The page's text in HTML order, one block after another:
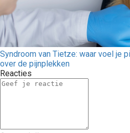
Syndroom van Tietze: waar voel je
over de pijnplekken
Reacties